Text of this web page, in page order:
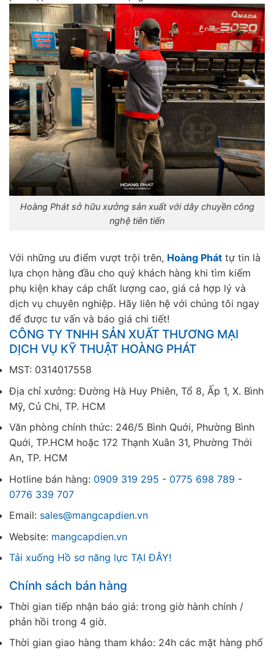
Hoàng Phát sở hữu xưởng sản xuất với dây chuyền công
nghệ tiên tiến
Với những ưu điểm vượt trội trên, Hoàng Phát tự tin là
lựa chọn hàng đầu cho quý khách hàng khi tìm kiếm
phụ kiện khay cáp chất lượng cao, giá cả hợp lý và
dịch vụ chuyên nghiệp. Hãy liên hệ với chúng tôi ngay
để được tư vấn và báo giá chi tiết!
CÔNG TY TNHH SẢN XUẤT THƯƠNG MẠI
DỊCH VỤ KỸ THUẬT HOÀNG PHÁT
MST: 0314017558
Địa chỉ xưởng: Đường Hà Huy Phiên, Tổ 8, Ấp 1, X. Bình
Mỹ, Củ Chi, TP. HCM
Văn phòng chính thức: 246/5 Bình Quới, Phường Bình
Quới, TP.HCM hoặc 172 Thạnh Xuân 31, Phường Thới
An, TP. HCM
Hotline bán hàng: 0909 319 295 - 0775 698 789 -
0776 339 707
Email: sales@mangcapdien.vn
Website: mangcapdien.vn
Tải xuống Hồ sơ năng lực TẠI ĐÂY!
Chính sách bán hàng
Thời gian tiếp nhận báo giá: trong giờ hành chính /
phản hồi trong 4 giờ.
Thời gian giao hàng tham khảo: 24h các mặt hàng phổ